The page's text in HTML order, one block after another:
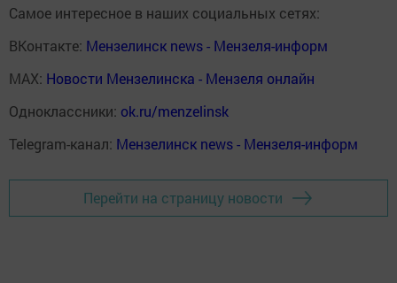
Самое интересное в наших социальных сетях:
ВКонтакте: Мензелинск news - Мензеля-информ
MAX: Новости Мензелинска - Мензеля онлайн
Одноклассники: ok.ru/menzelinsk
Telegram-канал: Мензелинск news - Мензеля-информ
Перейти на страницу новости